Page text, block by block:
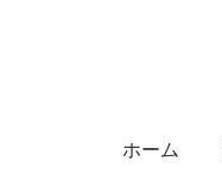
ホーム